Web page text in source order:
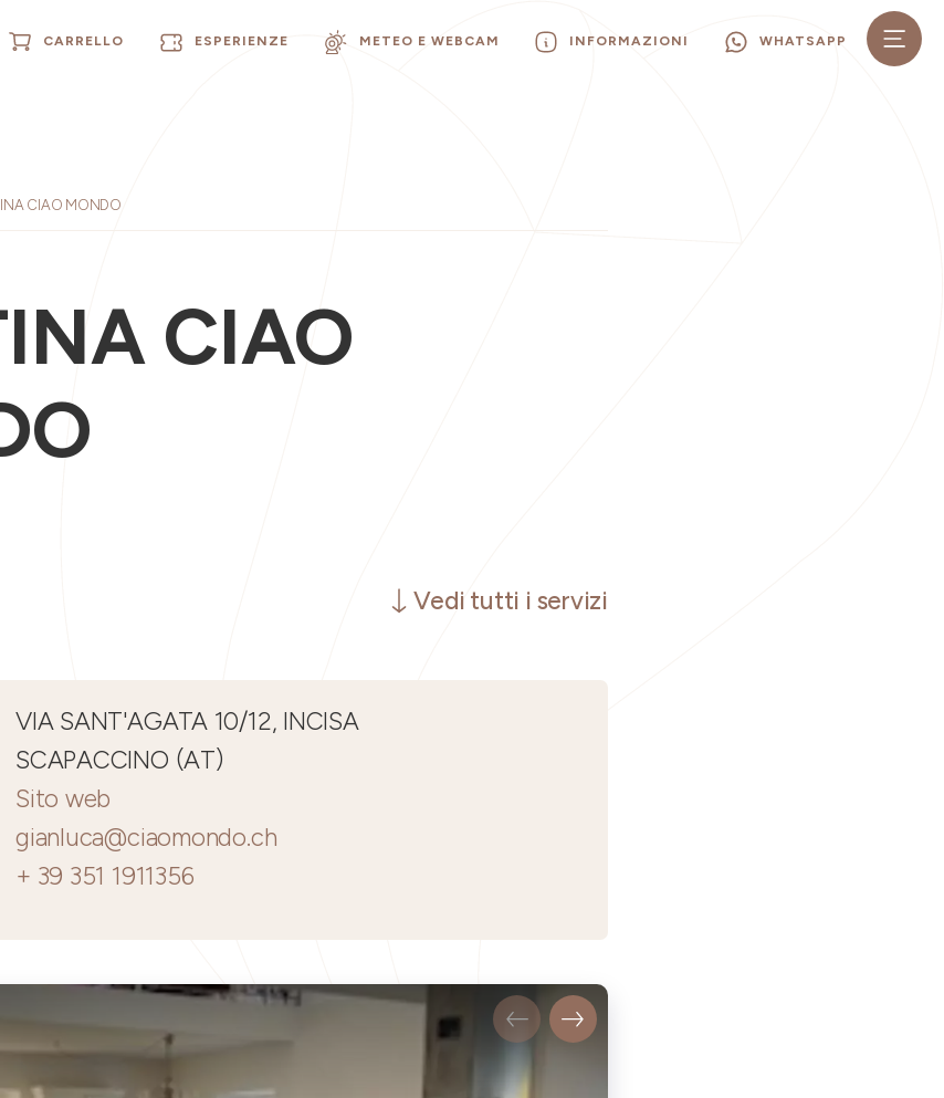
CARRELLO ESPERIENZE METEO E WEBCAM INFORMAZIONI WHATSAPP
CIAO MONDO
CIAO
Vedi tutti i servizi
VIA SANT'AGATA 10/12, INCISA
SCAPACCINO (AT)
Sito web
gianluca@ciaomondo.ch
+ 39 351 1911356